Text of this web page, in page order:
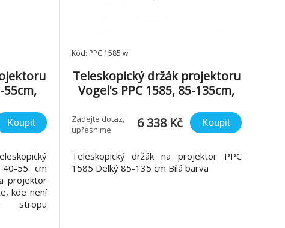
55cm,
Koupit
55 cm
projektor
kde není
stropu
Kód: PPC 1585 w
Teleskopický držák projektoru
Vogel's PPC 1585, 85-135cm,
Zadejte dotaz,
upřesníme
6 338 Kč Koupit
Teleskopický držák na projektor PPC
1585 Delký 85-135 cm Bílá barva